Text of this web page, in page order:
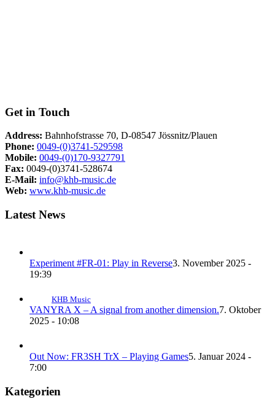
Get in Touch
Address: Bahnhofstrasse 70, D-08547 Jössnitz/Plauen
Phone: 0049-(0)3741-529598
Mobile: 0049-(0)170-9327791
Fax: 0049-(0)3741-528674
E-Mail: info@khb-music.de
Web: www.khb-music.de
Latest News
Experiment #FR-01: Play in Reverse3. November 2025 -
19:39
KHB Music
VANYRA X – A signal from another dimension.7. Oktober
2025 - 10:08
Out Now: FR3SH TrX – Playing Games5. Januar 2024 -
7:00
Kategorien